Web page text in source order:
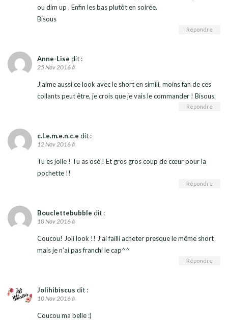
ou dim up . Enfin les bas plutôt en soirée.
Bisous
Répondre
Anne-Lise dit :
25 Nov 2016 à
J’aime aussi ce look avec le short en simili, moins fan de ces
collants peut être, je crois que je vais le commander ! Bisous.
Répondre
c.l.e.m.e.n.c.e dit :
12 Nov 2016 à
Tu es jolie ! Tu as osé ! Et gros gros coup de cœur pour la
pochette !!
Répondre
Bouclettebubble dit :
10 Nov 2016 à
Coucou! Joli look !! J’ai failli acheter presque le même short
mais je n’ai pas franchi le cap^^
Répondre
Jolihibiscus dit :
10 Nov 2016 à
Coucou ma belle :)